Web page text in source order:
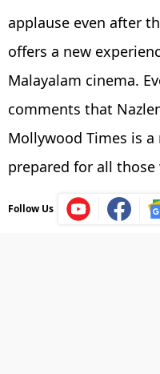
applause even after
offers a new
Malayalam cinema.
comments that
Mollywood Times is
prepared for all
Follow Us